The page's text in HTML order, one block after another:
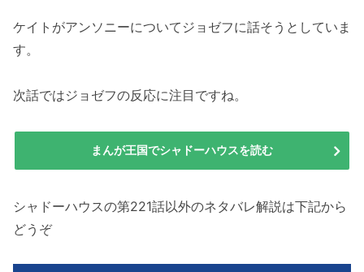
ケイトがアンソニーについてジョゼフに話そうとしていま
す。
次話ではジョゼフの反応に注目ですね。
まんが王国でシャドーハウスを読む
シャドーハウスの第221話以外のネタバレ解説は下記から
どうぞ